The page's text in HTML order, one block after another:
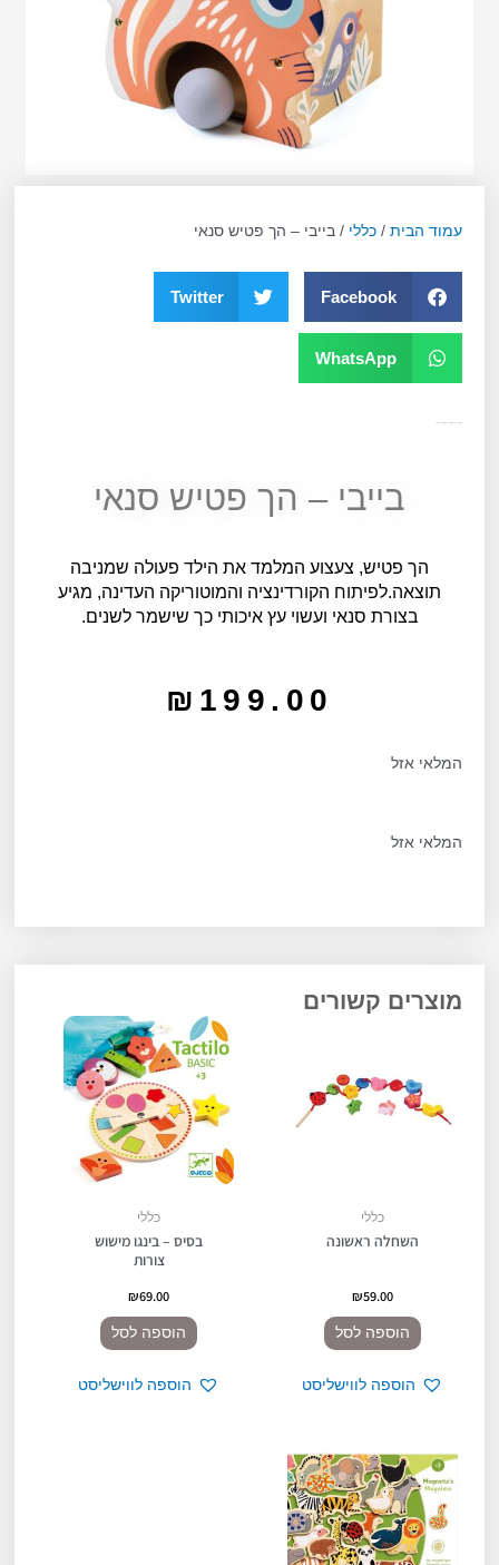
עמוד הבית /כללי / בייבי – הך פטיש סנאי
Facebook
Twitter
WhatsApp
בייבי – הך פטיש סנאי
הך פטיש, צעצוע המלמד את הילד פעולה שמניבה
תוצאה.לפיתוח הקורדינציה והמוטוריקה העדינה, מגיע
בצורת סנאי ועשוי עץ איכותי כך שישמר לשנים.
₪ 199.00
המלאי אזל
המלאי אזל
מוצרים קשורים
כללי
השחלה ראשונה
₪59.00
הוספה לסל
הוספה לווישליסט
כללי
בסיס – בינגו מישוש
צורות
₪69.00
הוספה לסל
הוספה לווישליסט